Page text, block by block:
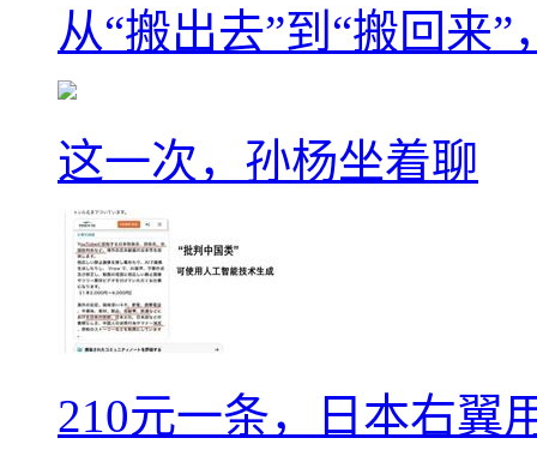
从“搬出去”到“搬回来
这一次，孙杨坐着聊
210元一条，日本右翼